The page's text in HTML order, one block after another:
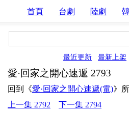
首頁 台劇 陸劇
最近更新 最新上架
愛·回家之開心速遞 2793
回到《愛·回家之開心速遞(電)》
上一集 2792
下一集 2794